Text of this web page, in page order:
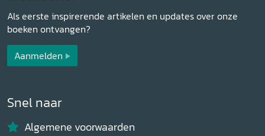
Als eerste inspirerende artikelen en updates over onze
boeken ontvangen?
Aanmelden
Snel naar
Algemene voorwaarden